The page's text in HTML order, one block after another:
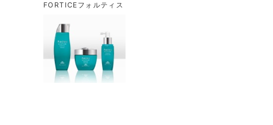
FORTICEフォルティス